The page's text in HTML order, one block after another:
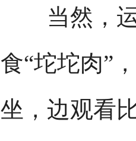
当然，运
食“坨坨肉”
坐，边观看